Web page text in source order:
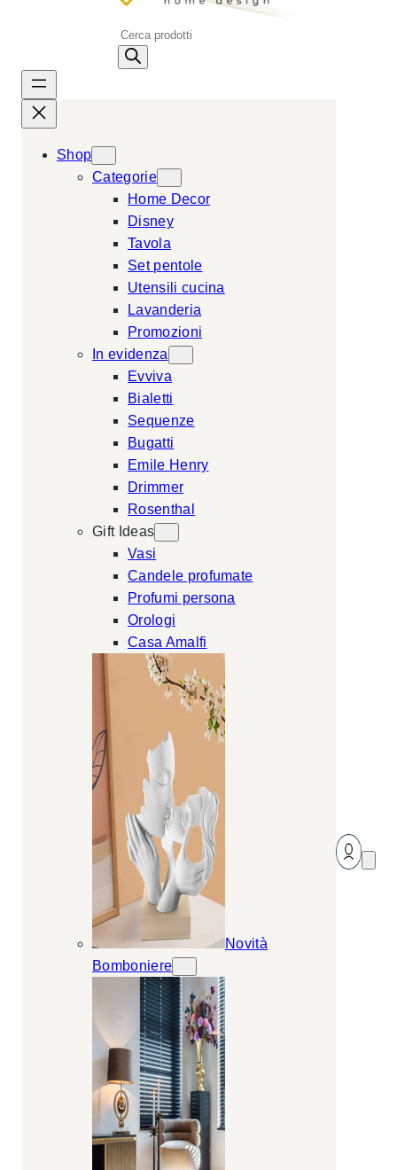
P
s
Shop
Categorie
Home Decor
Disney
Tavola
Set pentole
Utensili cucina
Lavanderia
Promozioni
In evidenza
Evviva
Bialetti
Sequenze
Bugatti
Emile Henry
Drimmer
Rosenthal
Gift Ideas
Vasi
Candele profumate
Profumi persona
Orologi
Casa Amalfi
Novità
Bomboniere